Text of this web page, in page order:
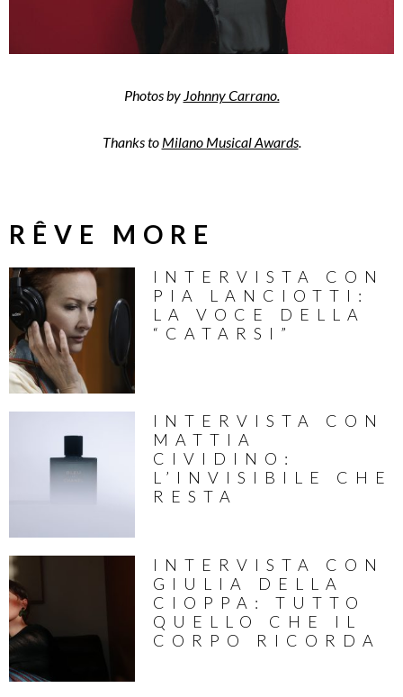
Photos by Johnny Carrano.
Thanks to Milano Musical Awards.
RÊVE MORE
INTERVISTA CON
PIA LANCIOTTI:
LA VOCE DELLA
“CATARSI”
INTERVISTA CON
MATTIA
CIVIDINO:
L’INVISIBILE CHE
RESTA
INTERVISTA CON
GIULIA DELLA
CIOPPA: TUTTO
QUELLO CHE IL
CORPO RICORDA